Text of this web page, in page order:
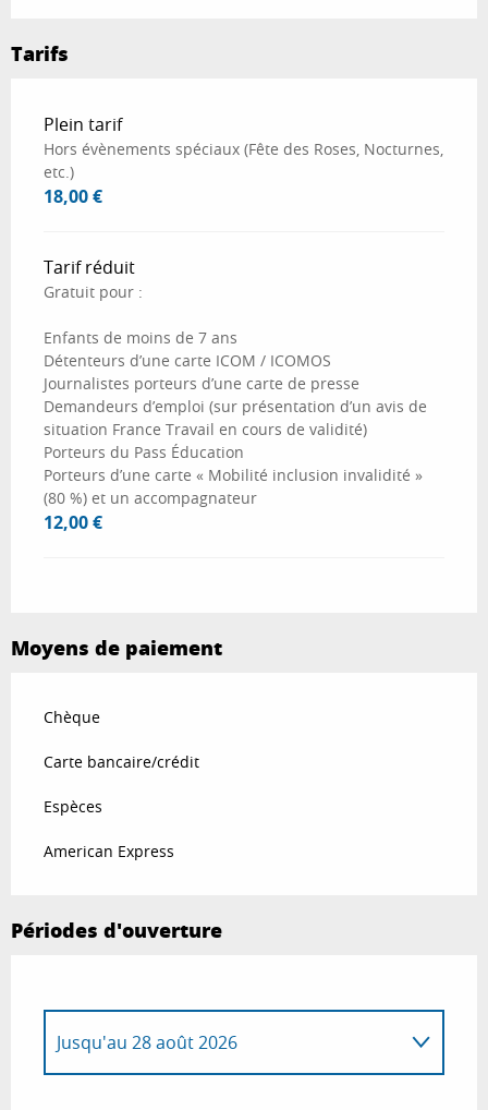
Tarifs
Tarifs 2026
Plein tarif
Hors évènements spéciaux (Fête des Roses, Nocturnes,
etc.)
18,00 €
Tarif réduit
Gratuit pour :
Enfants de moins de 7 ans
Détenteurs d’une carte ICOM / ICOMOS
Journalistes porteurs d’une carte de presse
Demandeurs d’emploi (sur présentation d’un avis de
situation France Travail en cours de validité)
Porteurs du Pass Éducation
Porteurs d’une carte « Mobilité inclusion invalidité »
(80 %) et un accompagnateur
12,00 €
Moyens de paiement
Chèque
Carte bancaire/crédit
Espèces
American Express
Périodes d'ouverture
Jusqu'au 28 août 2026